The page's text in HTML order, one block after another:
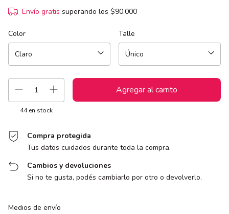
Envío gratis superando los $90.000
Color Talle
44en stock
Compra protegida
Tus datos cuidados durante toda la compra.
Cambios y devoluciones
Si no te gusta, podés cambiarlo por otro o devolverlo.
Entregas para el CP:
Medios de envío